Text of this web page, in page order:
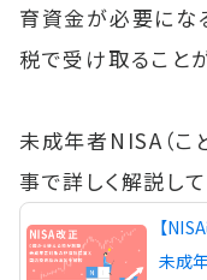
育資金が必要にな
税で受け取ること
未成年者NISA（こ
事で詳しく解説して
【
未成